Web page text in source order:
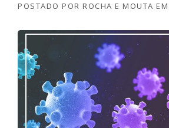
POSTADO POR ROCHA E MOUTA EM